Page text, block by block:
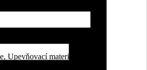
Upevňovací materiál